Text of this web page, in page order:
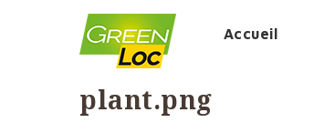
Accueil
plant.png